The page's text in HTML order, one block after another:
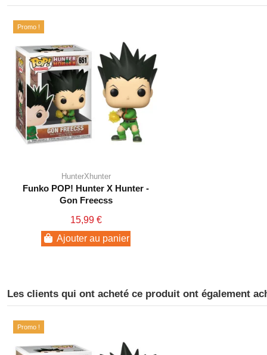
Promo !
HunterXhunter
Funko POP! Hunter X Hunter -
Gon Freecss
15,99 €
Ajouter au panier
Les clients qui ont acheté ce produit ont également
Promo !